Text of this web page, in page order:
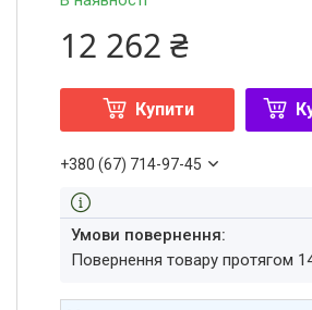
12 262 ₴
Купити
+380 (67) 714-97-45
повернення товару протягом